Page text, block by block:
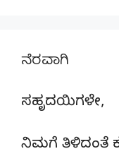
ನೆರವಾಗಿ
ಸಹೃದಯಿಗಳೇ,
ನಿಮಗೆ ತಿಳಿದಂತೆ